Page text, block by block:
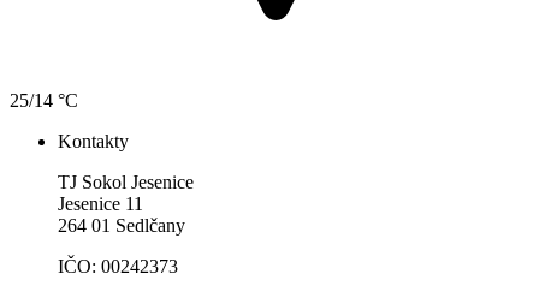
25/14 °C
Kontakty
TJ Sokol Jesenice
Jesenice 11
264 01 Sedlčany
IČO: 00242373